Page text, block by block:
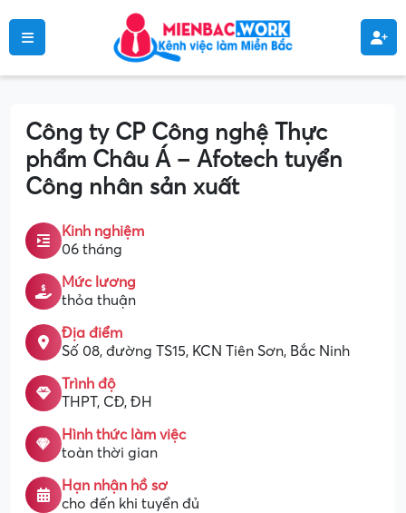
Công ty CP Công nghệ Thực
phẩm Châu Á – Afotech tuyển
Công nhân sản xuất
Kinh nghiệm
06 tháng
Mức lương
thỏa thuận
Địa điểm
Số 08, đường TS15, KCN Tiên Sơn, Bắc Ninh
Trình độ
THPT, CĐ, ĐH
Hình thức làm việc
toàn thời gian
Hạn nhận hồ sơ
cho đến khi tuyển đủ